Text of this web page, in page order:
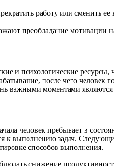
работу или сменить
преобладание мотивации
и психологические
после чего человек
важными моментами
человек пребывает в
к выполнению задач.
способов выполнения.
снижение